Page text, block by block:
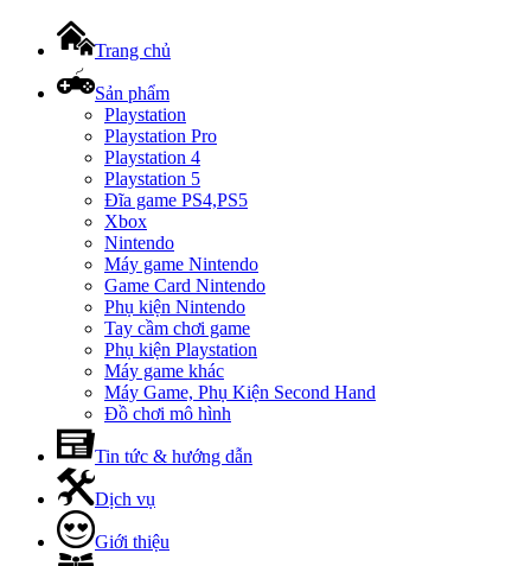
Trang chủ
Sản phẩm
Playstation
Playstation Pro
Playstation 4
Playstation 5
Đĩa game PS4,PS5
Xbox
Nintendo
Máy game Nintendo
Game Card Nintendo
Phụ kiện Nintendo
Tay cầm chơi game
Phụ kiện Playstation
Máy game khác
Máy Game, Phụ Kiện Second Hand
Đồ chơi mô hình
Tin tức & hướng dẫn
Dịch vụ
Giới thiệu